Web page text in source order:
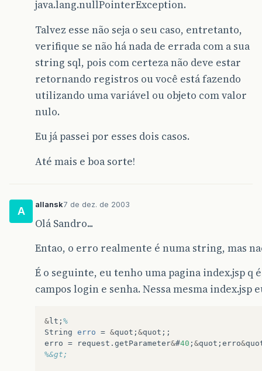
java.lang.nullPointerException.
Talvez esse não seja o seu caso, entretanto,
verifique se não há nada de errada com a sua
string sql, pois com certeza não deve estar
retornando registros ou você está fazendo
utilizando uma variável ou objeto com valor
nulo.
Eu já passei por esses dois casos.
Até mais e boa sorte!
A
allansk7 de dez. de 2003
Olá Sandro...
Entao, o erro realmente é numa string, mas
É o seguinte, eu tenho uma pagina index.jsp q
campos login e senha. Nessa mesma index.jsp
& lt ; %
String erro = &quot ; &quot ;;
erro = request . getParameter&#40 ; &quot ; erro&
%&gt;